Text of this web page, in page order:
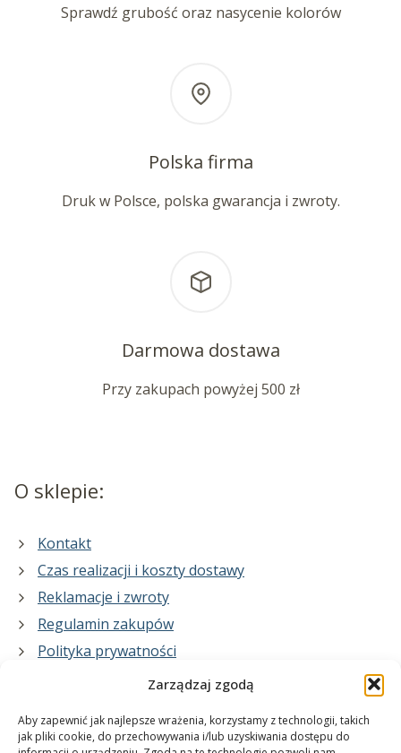
Zarządzaj zgodą
Aby zapewnić jak najlepsze wrażenia, korzystamy z technologii, takich
jak pliki cookie, do przechowywania i/lub uzyskiwania dostępu do
Sprawdź grubość oraz nasycenie kolorów
Polska firma
Druk w Polsce, polska gwarancja i zwroty.
Darmowa dostawa
Przy zakupach powyżej 500 zł
O sklepie:
Kontakt
Czas realizacji i koszty dostawy
Reklamacje i zwroty
Regulamin zakupów
Polityka prywatności
Co zrobimy dla Ciebie: